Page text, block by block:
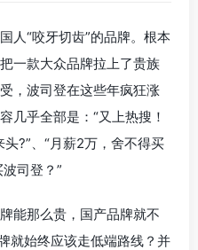
人“咬牙切齿”的品牌。根本
一款大众品牌拉上了贵族
，波司登在这些年疯狂涨
几乎全部是：“又上热搜！
?”、“月薪2万，舍不得买
司登？”
能那么贵，国产品牌就不
就始终应该走低端路线？并